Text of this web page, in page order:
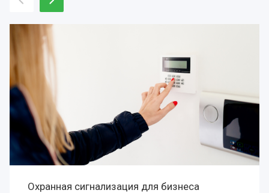
Охранная сигнализация для бизнеса